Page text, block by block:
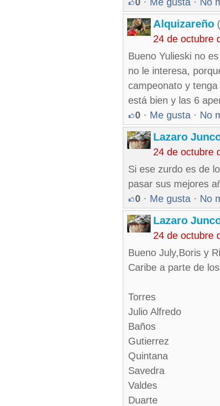
Alquizareño
24 de octubre
Bueno Yulieski no
no le interesa,
campeonato y
está bien y las 6
0 · Me gusta · No
Lazaro
24 de octubre
Si ese zurdo es de
pasar sus mejores
0 · Me gusta · No
Lazaro
24 de octubre
Bueno July,Boris y
Caribe a parte de
Torres
Julio Alfredo
Baños
Gutierrez
Quintana
Savedra
Valdes
Duarte